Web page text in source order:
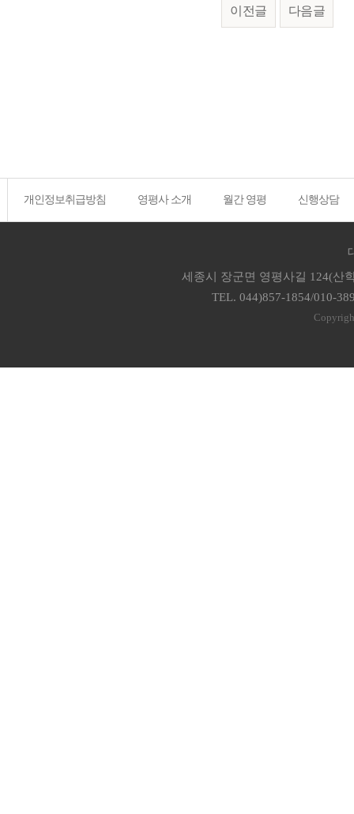
이전글 다음글
개인정보취급방침 영평사 소개 월간 영평 신행상담
세종시 장군면 영평사길 124(산
TEL. 044)857-1854/010-